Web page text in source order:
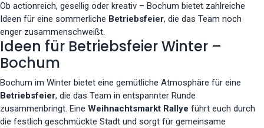
Ob actionreich, gesellig oder kreativ – Bochum bietet zahlreiche
Ideen für eine sommerliche Betriebsfeier, die das Team noch
enger zusammenschweißt.
Ideen für Betriebsfeier Winter –
Bochum
Bochum im Winter bietet eine gemütliche Atmosphäre für eine
Betriebsfeier, die das Team in entspannter Runde
zusammenbringt. Eine Weihnachtsmarkt Rallye führt euch durch
die festlich geschmückte Stadt und sorgt für gemeinsame